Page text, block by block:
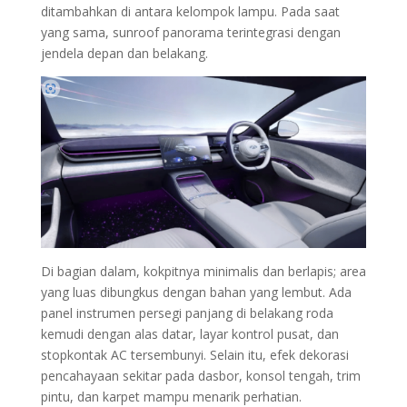
ditambahkan di antara kelompok lampu. Pada saat
yang sama, sunroof panorama terintegrasi dengan
jendela depan dan belakang.
Di bagian dalam, kokpitnya minimalis dan berlapis; area
yang luas dibungkus dengan bahan yang lembut. Ada
panel instrumen persegi panjang di belakang roda
kemudi dengan alas datar, layar kontrol pusat, dan
stopkontak AC tersembunyi. Selain itu, efek dekorasi
pencahayaan sekitar pada dasbor, konsol tengah, trim
pintu, dan karpet mampu menarik perhatian.